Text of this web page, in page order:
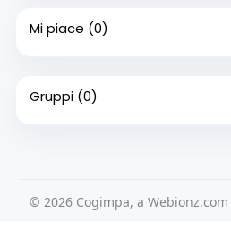
Mi piace (0)
Gruppi (0)
© 2026 Cogimpa, a